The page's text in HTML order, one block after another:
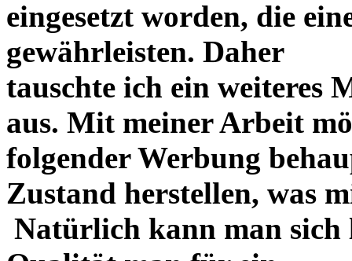
eingesetzt worden, die
gewährleisten. Daher
tauschte ich ein weiteres
aus. Mit meiner Arbeit
folgender Werbung
Zustand herstellen, was
Natürlich kann man sich